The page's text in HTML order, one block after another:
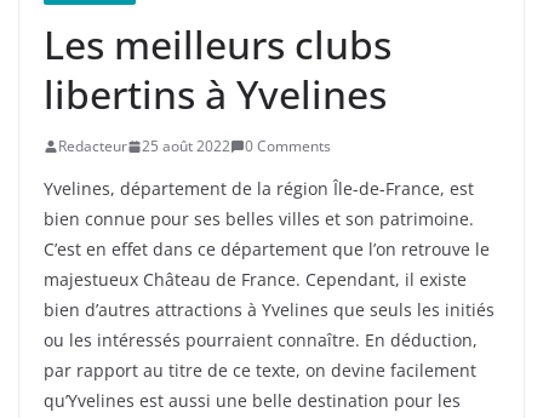
Les meilleurs clubs
libertins à Yvelines
Redacteur 25 août 2022 0 Comments
Yvelines, département de la région Île-de-France, est
bien connue pour ses belles villes et son patrimoine.
C’est en effet dans ce département que l’on retrouve le
majestueux Château de France. Cependant, il existe
bien d’autres attractions à Yvelines que seuls les initiés
ou les intéressés pourraient connaître. En déduction,
par rapport au titre de ce texte, on devine facilement
qu’Yvelines est aussi une belle destination pour les